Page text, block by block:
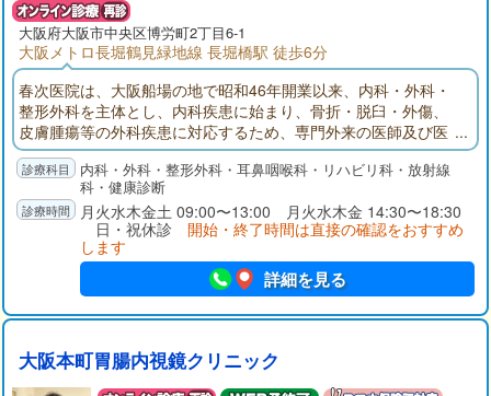
大阪府大阪市中央区博労町2丁目6-1
大阪メトロ長堀鶴見緑地線 長堀橋駅 徒歩6分
春次医院は、大阪船場の地で昭和46年開業以来、内科・外科・
整形外科を主体とし、内科疾患に始まり、骨折・脱臼・外傷、
皮膚腫瘍等の外科疾患に対応するため、専門外来の医師及び医
療設備、スタッフを配置しております。
内科・外科・整形外科・耳鼻咽喉科・リハビリ科・放射線
科・健康診断
月火水木金土 09:00〜13:00 月火水木金 14:30〜18:30
日・祝休診 開始・終了時間は直接の確認をおすすめ
します
詳細を見る
大阪本町胃腸内視鏡クリニック